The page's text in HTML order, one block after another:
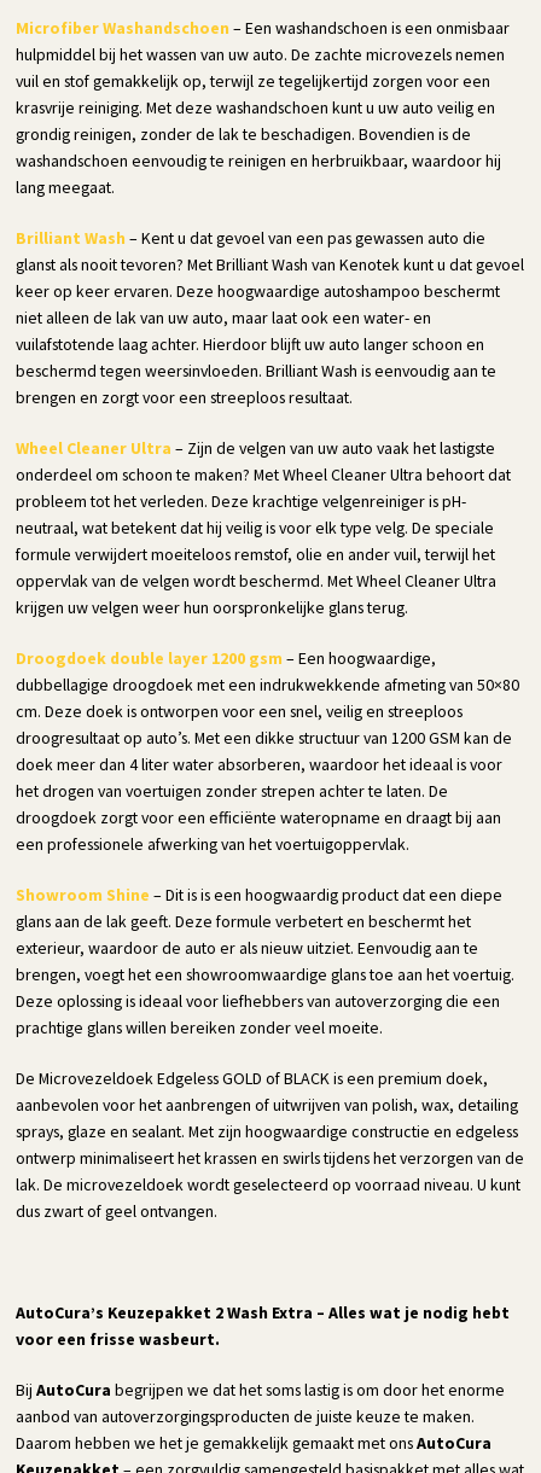
Microfiber Washandschoen – Een washandschoen is een onmisbaar
hulpmiddel bij het wassen van uw auto. De zachte microvezels nemen
vuil en stof gemakkelijk op, terwijl ze tegelijkertijd zorgen voor een
krasvrije reiniging. Met deze washandschoen kunt u uw auto veilig en
grondig reinigen, zonder de lak te beschadigen. Bovendien is de
washandschoen eenvoudig te reinigen en herbruikbaar, waardoor hij
lang meegaat.
Brilliant Wash – Kent u dat gevoel van een pas gewassen auto die
glanst als nooit tevoren? Met Brilliant Wash van Kenotek kunt u dat gevoel
keer op keer ervaren. Deze hoogwaardige autoshampoo beschermt
niet alleen de lak van uw auto, maar laat ook een water- en
vuilafstotende laag achter. Hierdoor blijft uw auto langer schoon en
beschermd tegen weersinvloeden. Brilliant Wash is eenvoudig aan te
brengen en zorgt voor een streeploos resultaat.
Wheel Cleaner Ultra – Zijn de velgen van uw auto vaak het lastigste
onderdeel om schoon te maken? Met Wheel Cleaner Ultra behoort dat
probleem tot het verleden. Deze krachtige velgenreiniger is pH-
neutraal, wat betekent dat hij veilig is voor elk type velg. De speciale
formule verwijdert moeiteloos remstof, olie en ander vuil, terwijl het
oppervlak van de velgen wordt beschermd. Met Wheel Cleaner Ultra
krijgen uw velgen weer hun oorspronkelijke glans terug.
Droogdoek double layer 1200 gsm – Een hoogwaardige,
dubbellagige droogdoek met een indrukwekkende afmeting van 50×80
cm. Deze doek is ontworpen voor een snel, veilig en streeploos
droogresultaat op auto’s. Met een dikke structuur van 1200 GSM kan de
doek meer dan 4 liter water absorberen, waardoor het ideaal is voor
het drogen van voertuigen zonder strepen achter te laten. De
droogdoek zorgt voor een efficiënte wateropname en draagt bij aan
een professionele afwerking van het voertuigoppervlak.
Showroom Shine – Dit is is een hoogwaardig product dat een diepe
glans aan de lak geeft. Deze formule verbetert en beschermt het
exterieur, waardoor de auto er als nieuw uitziet. Eenvoudig aan te
brengen, voegt het een showroomwaardige glans toe aan het voertuig.
Deze oplossing is ideaal voor liefhebbers van autoverzorging die een
prachtige glans willen bereiken zonder veel moeite.
De Microvezeldoek Edgeless GOLD of BLACK is een premium doek,
aanbevolen voor het aanbrengen of uitwrijven van polish, wax, detailing
sprays, glaze en sealant. Met zijn hoogwaardige constructie en edgeless
ontwerp minimaliseert het krassen en swirls tijdens het verzorgen van de
lak. De microvezeldoek wordt geselecteerd op voorraad niveau. U kunt
dus zwart of geel ontvangen.
AutoCura’s Keuzepakket 2 Wash Extra – Alles wat je nodig hebt
voor een frisse wasbeurt.
BijAutoCura begrijpen we dat het soms lastig is om door het enorme
aanbod van autoverzorgingsproducten de juiste keuze te maken.
Daarom hebben we het je gemakkelijk gemaakt met onsAutoCura